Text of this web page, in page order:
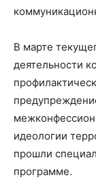
В марте
деятельности
идеологии
прошли
программе.